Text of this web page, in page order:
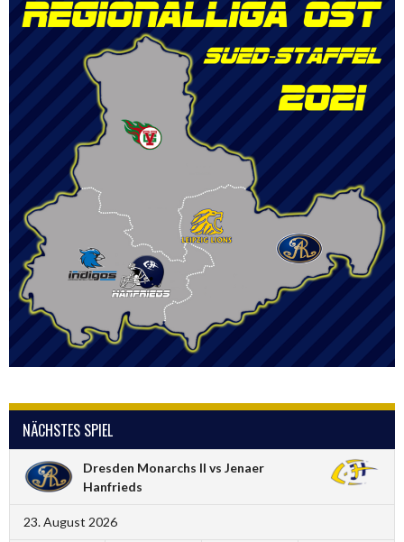
NÄCHSTES SPIEL
Dresden Monarchs II vs Jenaer
Hanfrieds
23. August 2026